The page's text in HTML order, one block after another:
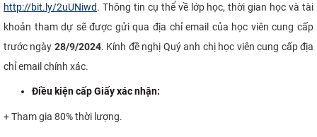
http://bit.ly/2uUNiwd. Thông tin cụ thể về lớp học, thời gian học và tài
khoản tham dự sẽ được gửi qua địa chỉ email của học viên cung cấp
trước ngày 28/9/2024. Kính đề nghị Quý anh chị học viên cung cấp địa
chỉ email chính xác.
Điều kiện cấp Giấy xác nhận:
+ Tham gia 80% thời lượng.